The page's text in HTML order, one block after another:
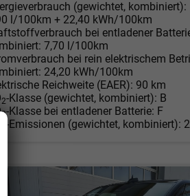
(gewichtet, kombiniert):
l/100km + 22,40 kWh/100km
bei entladener
7,70 l/100km
bei rein elektrischem
24,20 kWh/100km
Reichweite (EAER): 90 km
2-Klasse (gewichtet, kombiniert): B
2-Klasse bei entladener Batterie: F
-Emissionen (gewichtet, kombiniert):